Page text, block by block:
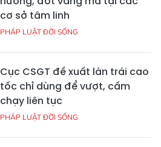
cơ sở tâm linh
PHÁP LUẬT ĐỜI SỐNG
Cục CSGT đề xuất làn trái cao
tốc chỉ dùng để vượt, cấm
chạy liên tục
PHÁP LUẬT ĐỜI SỐNG